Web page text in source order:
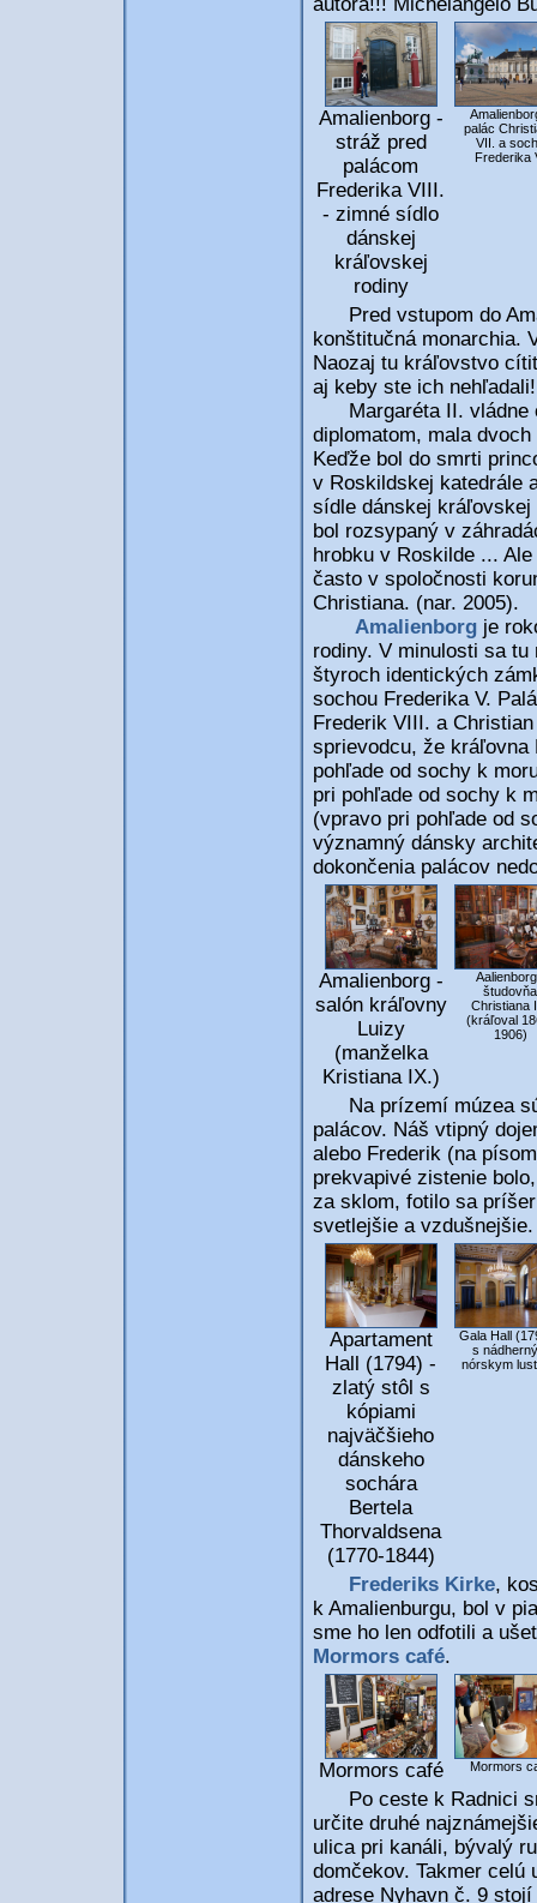
Amalienborg -
stráž pred
palácom
Frederika VIII.
- zimné sídlo
dánskej
kráľovskej
rodiny
palác
VII. a
Frederika
Pred vstupom do
konštitučná monarchia.
Naozaj tu kráľovstvo
aj keby ste ich
Margaréta II. vládne
diplomatom, mala
Keďže bol do smrti
v Roskildskej katedrále
sídle dánskej kráľovskej
bol rozsypaný v
hrobku v Roskilde ...
často v spoločnosti
Christiana. (nar. 2005).
Amalienborgje
rodiny. V minulosti sa
štyroch identických
sochou Frederika V.
Frederik VIII. a
sprievodcu, že
pohľade od sochy k
pri pohľade od sochy k
(vpravo pri pohľade od
významný dánsky
dokončenia palácov
Amalienborg -
salón kráľovny
Luizy
(manželka
Kristiana IX.)
študovňa
Christiana
(kráľoval
1906)
Na prízemí múzea sú
palácov. Náš vtipný
alebo Frederik (na
prekvapivé zistenie
za sklom, fotilo sa
svetlejšie a vzdušnejšie.
Apartament
Hall (1794) -
zlatý stôl s
kópiami
najväčšieho
dánskeho
sochára
Bertela
Thorvaldsena
(1770-1844)
Gala Hall
s
nórskym
Frederiks Kirke,
k Amalienburgu, bol v
sme ho len odfotili a
Mormors café.
Mormors café Mormors
Po ceste k Radnici
určite druhé
ulica pri kanáli, bývalý
domčekov. Takmer
adrese Nyhavn č. 9